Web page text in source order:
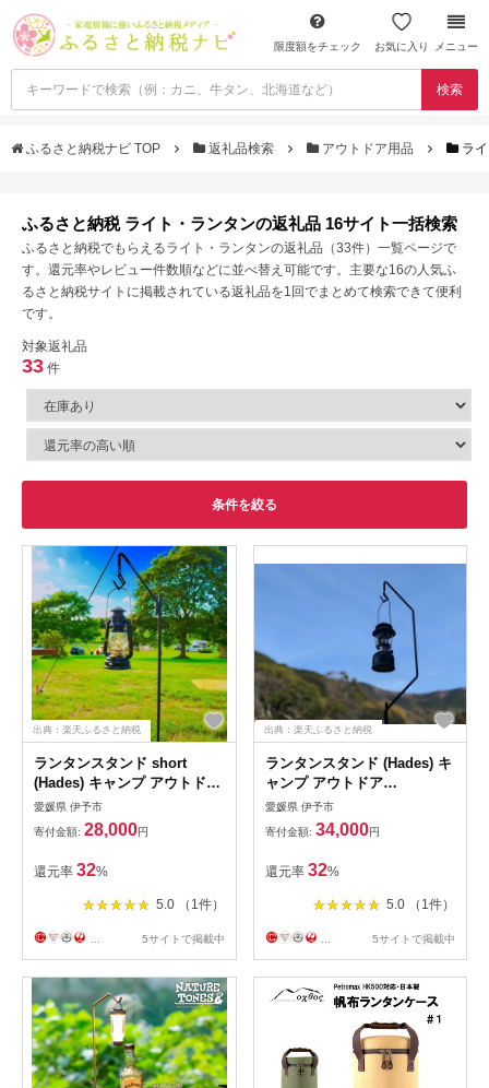
限度額をチェック お気に入り メニュー
検索
ふるさと納税ナビ TOP 返礼品検索 アウトドア用品 ラ
ふるさと納税 ライト・ランタンの返礼品 16サイト一括検索
ふるさと納税でもらえるライト・ランタンの返礼品（33件）一覧ページで
す。還元率やレビュー件数順などに並べ替え可能です。主要な16の人気ふ
るさと納税サイトに掲載されている返礼品を1回でまとめて検索できて便利
です。
対象返礼品
33 件
条件を絞る
出典：楽天ふるさと納税
ランタンスタンド short
(Hades) キャンプ アウトドア
181welding
愛媛県 伊予市
寄付金額: 28,000円
還元率 32%
5.0 （1件）
... 5サイトで掲載中
出典：楽天ふるさと納税
ランタンスタンド (Hades) キ
ャンプ アウトドア
181welding
愛媛県 伊予市
寄付金額: 34,000円
還元率 32%
5.0 （1件）
... 5サイトで掲載中